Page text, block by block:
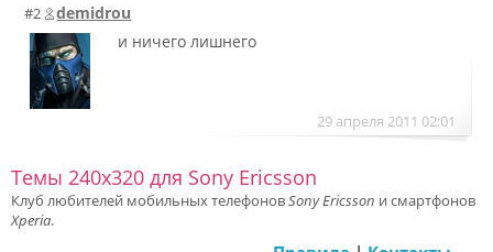
#2
demidrou
и ничего лишнего
29 апреля 2011 02:01
Темы 240x320 для Sony Ericsson
Клуб любителей мобильных телефоновSony Ericsson и смартфонов
Xperia.